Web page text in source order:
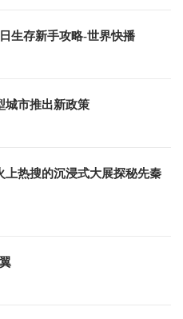
生存新手攻略-世界快播
城市推出新政策
上热搜的沉浸式大展探秘先秦